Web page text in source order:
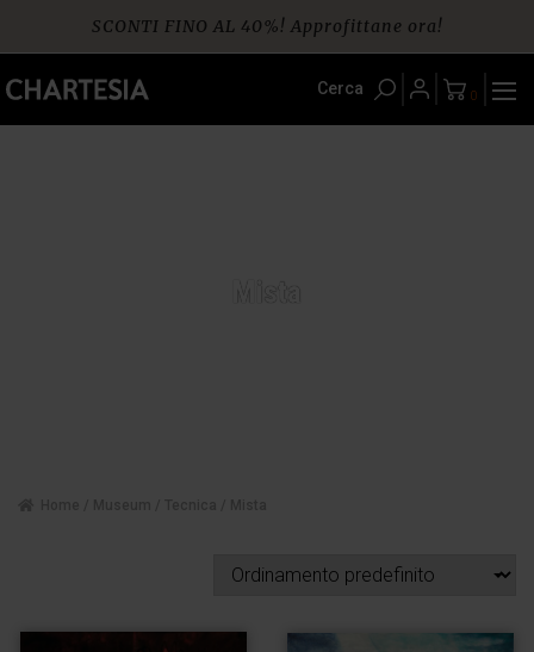
content
SCONTI FINO AL 40%! Approfittane ora!
Spedizione gratuita per ordini da € 60
Cerca 0